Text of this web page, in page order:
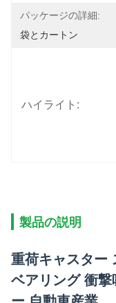
パッケージの詳細:
袋とカートン
ハイライト:
製品の説明
重荷キャスター
ベアリング 衝